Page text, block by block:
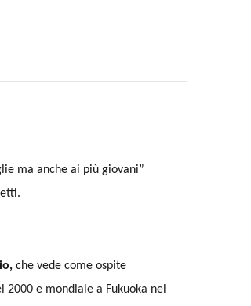
ma anche ai più giovani”
che vede come ospite
2000 e mondiale a Fukuoka nel